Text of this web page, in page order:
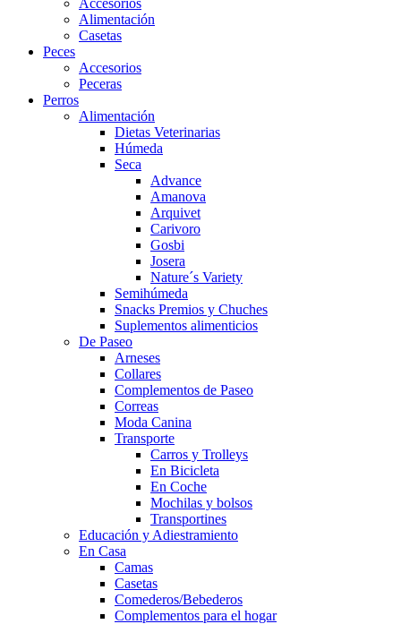
Accesorios
Alimentación
Casetas
Peces
Accesorios
Peceras
Perros
Alimentación
Dietas Veterinarias
Húmeda
Seca
Advance
Amanova
Arquivet
Carivoro
Gosbi
Josera
Nature´s Variety
Semihúmeda
Snacks Premios y Chuches
Suplementos alimenticios
De Paseo
Arneses
Collares
Complementos de Paseo
Correas
Moda Canina
Transporte
Carros y Trolleys
En Bicicleta
En Coche
Mochilas y bolsos
Transportines
Educación y Adiestramiento
En Casa
Camas
Casetas
Comederos/Bebederos
Complementos para el hogar